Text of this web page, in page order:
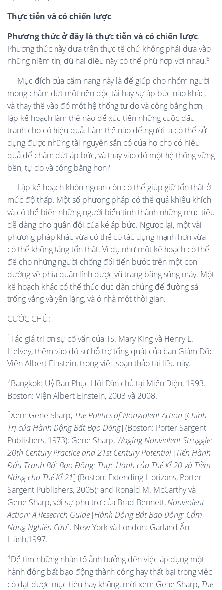
Thực tiễn và có chiến lược
Phương thức ở đây là thực tiễn và có chiến lược.
Phương thức này dựa trên thực tế chứ không phải dựa vào
những niềm tin, dù hai điều này có thể phù hợp với nhau.6
Mục đích của cẩm nang này là để giúp cho nhóm người
mong chấm dứt một nền độc tài hay sự áp bức nào khác,
và thay thế vào đó một hệ thống tự do và công bằng hơn,
lập kế hoạch làm thế nào để xúc tiến những cuộc đấu
tranh cho có hiệu quả. Làm thế nào để người ta có thể sử
dụng được những tài nguyên sẵn có của họ cho có hiệu
quả để chấm dứt áp bức, và thay vào đó một hệ thống vững
bền, tự do và công bằng hơn?
Lập kế hoạch khôn ngoan còn có thể giúp giữ tổn thất ở
mức độ thấp. Một số phương pháp có thể quá khiêu khích
và có thể biến những người biểu tình thành những mục tiêu
dễ dàng cho quân đội của kẻ áp bức. Ngược lại, một vài
phương pháp khác vừa có thể có tác dụng mạnh hơn vừa
có thể không tăng tổn thất. Ví dụ như một kế hoạch có thể
để cho những người chống đối tiến bước trên một con
đường về phía quân lính được vũ trang bằng súng máy. Một
kế hoạch khác có thể thúc dục dân chúng để đường sá
trống vắng và yên lặng, và ở nhà một thời gian.
CƯỚC CHÚ:
1Tác giả tri ơn sự cố vấn của TS. Mary King và Henry L.
Helvey, thêm vào đó sự hỗ trợ tổng quát của ban Giám Đốc
Viện Albert Einstein, trong việc soạn thảo tài liệu này.
2Bangkok: Uỷ Ban Phục Hồi Dân chủ tại Miến Điện, 1993.
Boston: Viện Albert Einstein, 2003 và 2008.
3Xem Gene Sharp, The Politics of Nonviolent Action [Chính
Trị của Hành Động Bất Bạo Động] (Boston: Porter Sargent
Publishers, 1973); Gene Sharp, Waging Nonviolent Struggle:
20th Century Practice and 21st Century Potential [Tiến Hành
Đấu Tranh Bất Bạo Động: Thực Hành của Thế Kỉ 20 và Tiềm
Năng cho Thế Kỉ 21] (Boston: Extending Horizons, Porter
Sargent Publishers, 2005); and Ronald M. McCarthy và
Gene Sharp, với sự phụ trợ của Brad Bennett, Nonviolent
Action: A Research Guide [Hành Động Bất Bạo Động: Cẩm
Nang Nghiên Cứu]. New York và London: Garland Ấn
Hành,1997.
4Để tìm những nhân tố ảnh hưởng đến việc áp dụng một
hành động bất bạo động thành công hay thất bại trong việc
có đạt được mục tiêu hay không, mời xem Gene Sharp, The